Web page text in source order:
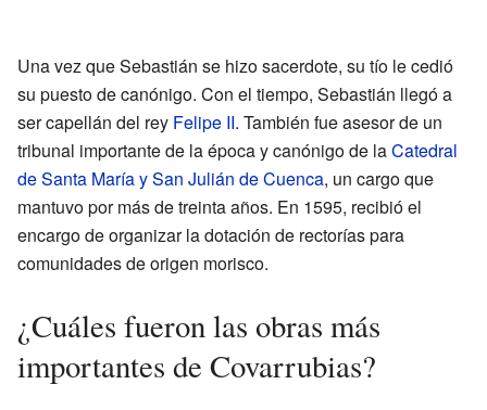
Una vez que Sebastián se hizo sacerdote, su tío le cedió
su puesto de canónigo. Con el tiempo, Sebastián llegó a
ser capellán del rey Felipe II. También fue asesor de un
tribunal importante de la época y canónigo de laCatedral
de Santa María y San Julián de Cuenca, un cargo que
mantuvo por más de treinta años. En 1595, recibió el
encargo de organizar la dotación de rectorías para
comunidades de origen morisco.
¿Cuáles fueron las obras más
importantes de Covarrubias?